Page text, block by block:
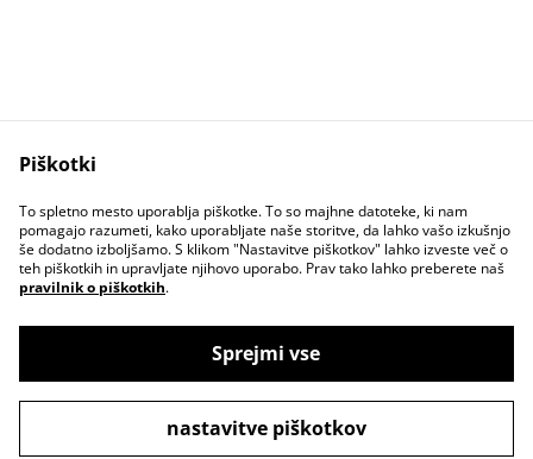
Contact Us
Legal Terms
Privacy Policy
Cookie Policy
©2026Space Kittcrab online shop ✨
powered by
Piškotki
To spletno mesto uporablja piškotke. To so majhne datoteke, ki nam
pomagajo razumeti, kako uporabljate naše storitve, da lahko vašo izkušnjo
še dodatno izboljšamo. S klikom "Nastavitve piškotkov" lahko izveste več o
teh piškotkih in upravljate njihovo uporabo. Prav tako lahko preberete naš
pravilnik o piškotkih.
Sprejmi vse
nastavitve piškotkov